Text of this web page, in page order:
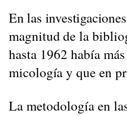
En las
magnitudde la
hasta 1962 había
micología y que en
La metodología en